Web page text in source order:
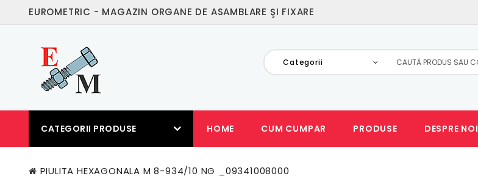
EUROMETRIC - MAGAZIN ORGANE DE ASAMBLARE ŞI FIXARE
Categorii
CATEGORII PRODUSE HOME CUM CUMPAR PRODUSE DESPRE NOI
PIULITA HEXAGONALA M 8-934/10 NG _09341008000